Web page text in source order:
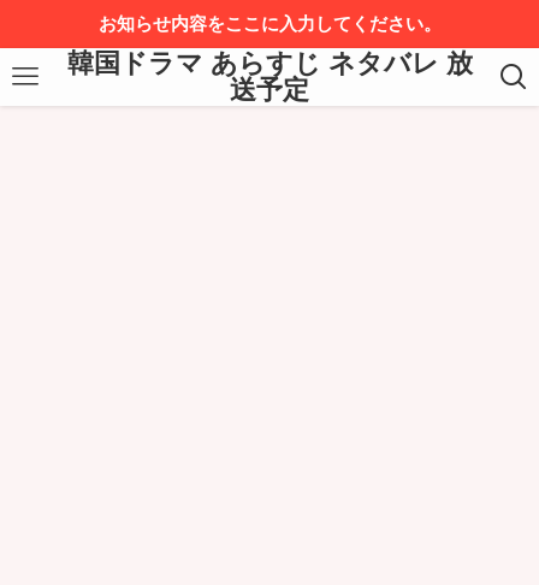
お知らせ内容をここに入力してください。
韓国ドラマ あらすじ ネタバレ 放
送予定